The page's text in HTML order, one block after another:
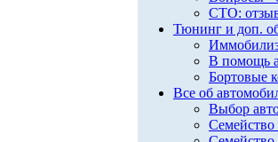
СТО:
Тюнинг и доп.
В помощь
Бортовые
Все об
Выбор